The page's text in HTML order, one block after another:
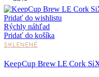
Pridať do wishlistu
Rýchly náhľad
Pridať do košíka
SKLENENÉ
KeepCup Brew LE Cork